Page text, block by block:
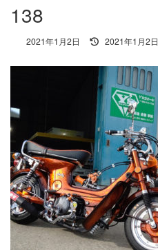
138
2021年1月2日
最
新
日
時
2021年1月2日